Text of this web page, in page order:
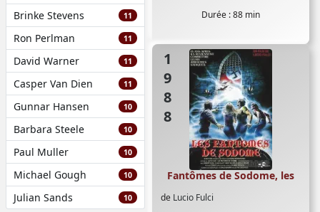
Brinke Stevens 11
Ron Perlman 11
David Warner 11
Casper Van Dien 11
Gunnar Hansen 10
Barbara Steele 10
Paul Muller 10
Michael Gough 10
Julian Sands 10
Durée : 88 min
1988
de Lucio Fulci
Fantômes de Sodome, les